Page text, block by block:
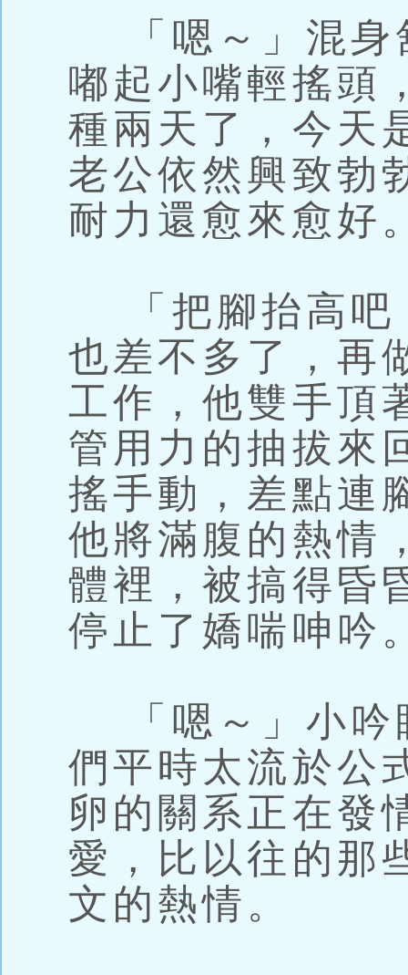
「嗯～」混身
嘟起小嘴輕搖頭
種兩天了，今天
老公依然興致勃
耐力還愈來愈好
「把腳抬高吧
也差不多了，再
工作，他雙手頂
管用力的抽拔來
搖手動，差點連
他將滿腹的熱情
體裡，被搞得昏
停止了嬌喘呻吟
「嗯～」小吟
們平時太流於公
卵的關系正在發
愛，比以往的那
文的熱情。